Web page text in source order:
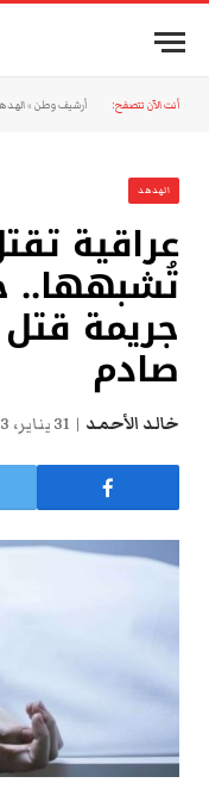
أنت الآن تتصفح: أرشيف وطن »
الهدهد
عراقية
تُشبهها..
جريمة
صادم
خالد الأحمد 31 يناير، 2023